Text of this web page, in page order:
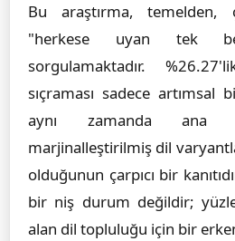
Bu araştırma,
"herkese uyan tek
sorgulamaktadır.
sıçraması sadece
aynı zamanda ana
marjinalleştirilmiş dil
olduğunun çarpıcı bir
bir niş durum değildir;
alan dil topluluğu için bir